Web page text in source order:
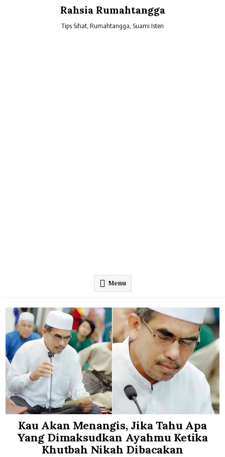
Rahsia Rumahtangga
Tips Sihat, Rumahtangga, Suami Isteri
Menu
Kau Akan Menangis, Jika Tahu Apa
Yang Dimaksudkan Ayahmu Ketika
Khutbah Nikah Dibacakan